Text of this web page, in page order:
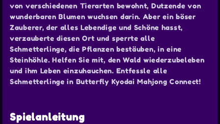
von verschiedenen Tierarten bewohnt, Dutzende von
wunderbaren Blumen wuchsen darin. Aber ein böser
Zauberer, der alles Lebendige und Schöne hasst,
verzauberte diesen Ort und sperrte alle
Schmetterlinge, die Pflanzen bestäuben, in eine
Steinhöhle. Helfen Sie mit, den Wald wiederzubeleben
und ihm Leben einzuhauchen. Entfessle alle
Schmetterlinge in Butterfly Kyodai Mahjong Connect!
Spielanleitung